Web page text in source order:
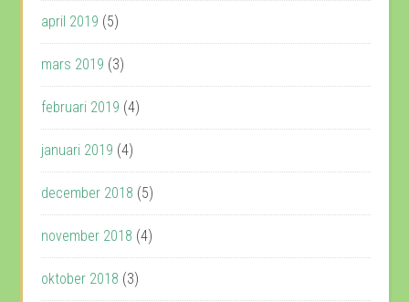
april 2019 (5)
mars 2019 (3)
februari 2019 (4)
januari 2019 (4)
december 2018 (5)
november 2018 (4)
oktober 2018 (3)